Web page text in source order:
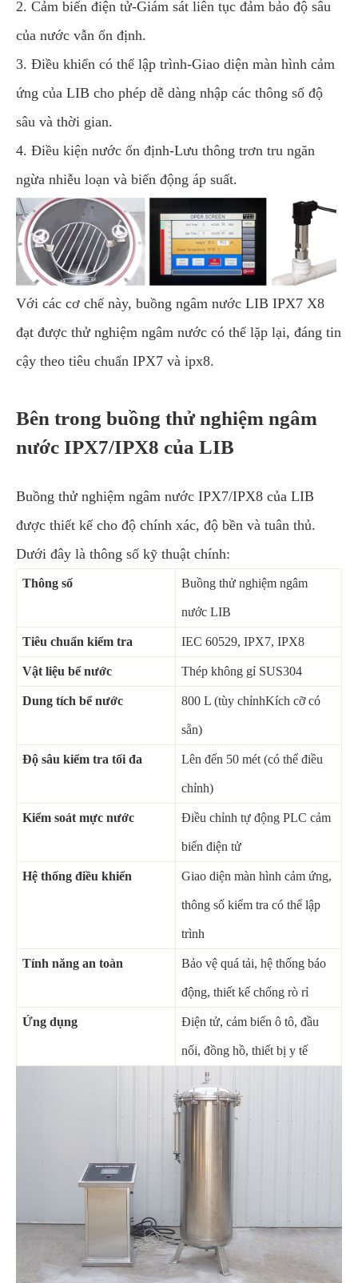
2. Cảm biến điện tử-Giám sát liên tục đảm bảo độ sâu
của nước vẫn ổn định.
3. Điều khiển có thể lập trình-Giao diện màn hình cảm
ứng của LIB cho phép dễ dàng nhập các thông số độ
sâu và thời gian.
4. Điều kiện nước ổn định-Lưu thông trơn tru ngăn
ngừa nhiễu loạn và biến động áp suất.
Với các cơ chế này, buồng ngâm nước LIB IPX7 X8
đạt được thử nghiệm ngâm nước có thể lặp lại, đáng tin
cậy theo tiêu chuẩn IPX7 và ipx8.
Bên trong buồng thử nghiệm ngâm
nước IPX7/IPX8 của LIB
Buồng thử nghiệm ngâm nước IPX7/IPX8 của LIB
được thiết kế cho độ chính xác, độ bền và tuân thủ.
Dưới đây là thông số kỹ thuật chính:
Thông số Buồng thử nghiệm ngâm
nước LIB
Tiêu chuẩn kiểm tra IEC 60529, IPX7, IPX8
Vật liệu bể nước Thép không gỉ SUS304
Dung tích bể nước 800 L (tùy chỉnhKích cỡ có
sẵn)
Độ sâu kiểm tra tối đa Lên đến 50 mét (có thể điều
chỉnh)
Kiểm soát mực nước Điều chỉnh tự động PLC cảm
biến điện tử
Hệ thống điều khiển Giao diện màn hình cảm ứng,
thông số kiểm tra có thể lập
trình
Tính năng an toàn Bảo vệ quá tải, hệ thống báo
động, thiết kế chống rò rỉ
Ứng dụng Điện tử, cảm biến ô tô, đầu
nối, đồng hồ, thiết bị y tế